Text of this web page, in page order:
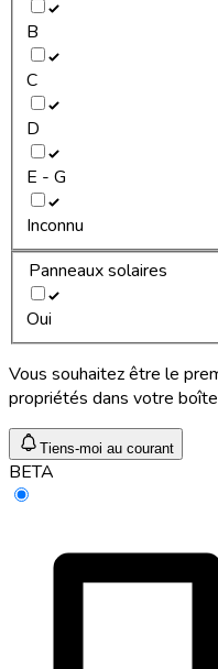
B
C
D
E - G
Inconnu
Panneaux solaires
Oui
Vous souhaitez être le
propriétés dans votre
Tiens-moi au courant
BETA